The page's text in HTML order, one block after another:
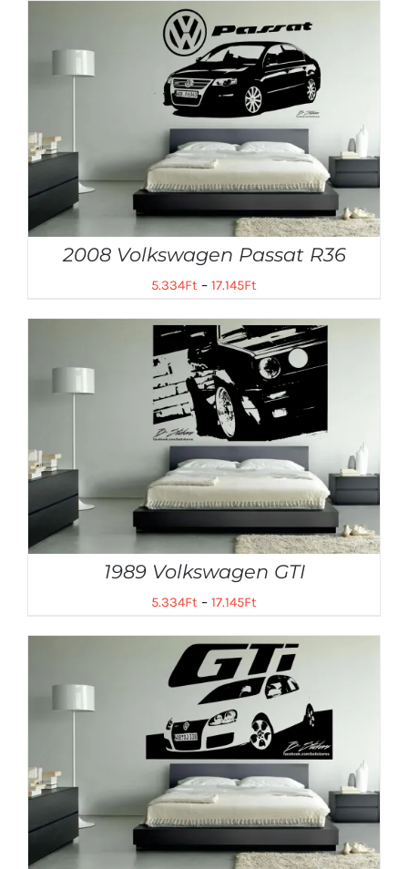
2008 Volkswagen Passat R36
5.334Ft – 17.145Ft
1989 Volkswagen GTI
5.334Ft – 17.145Ft